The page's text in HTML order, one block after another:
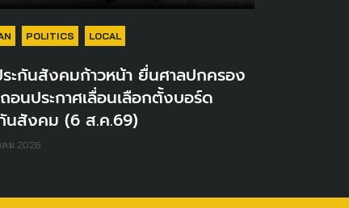
POLITICS LOCAL
ะกันสังคมก้าวหน้า ยื่นศาลปกครอง
อนประกาศเลื่อนเลือกตั้งบอร์ด
นสังคม (6 ส.ค.69)
คม 2026